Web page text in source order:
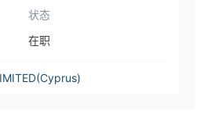
状态
在职